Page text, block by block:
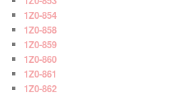
1Z0-854
1Z0-858
1Z0-859
1Z0-860
1Z0-861
1Z0-862